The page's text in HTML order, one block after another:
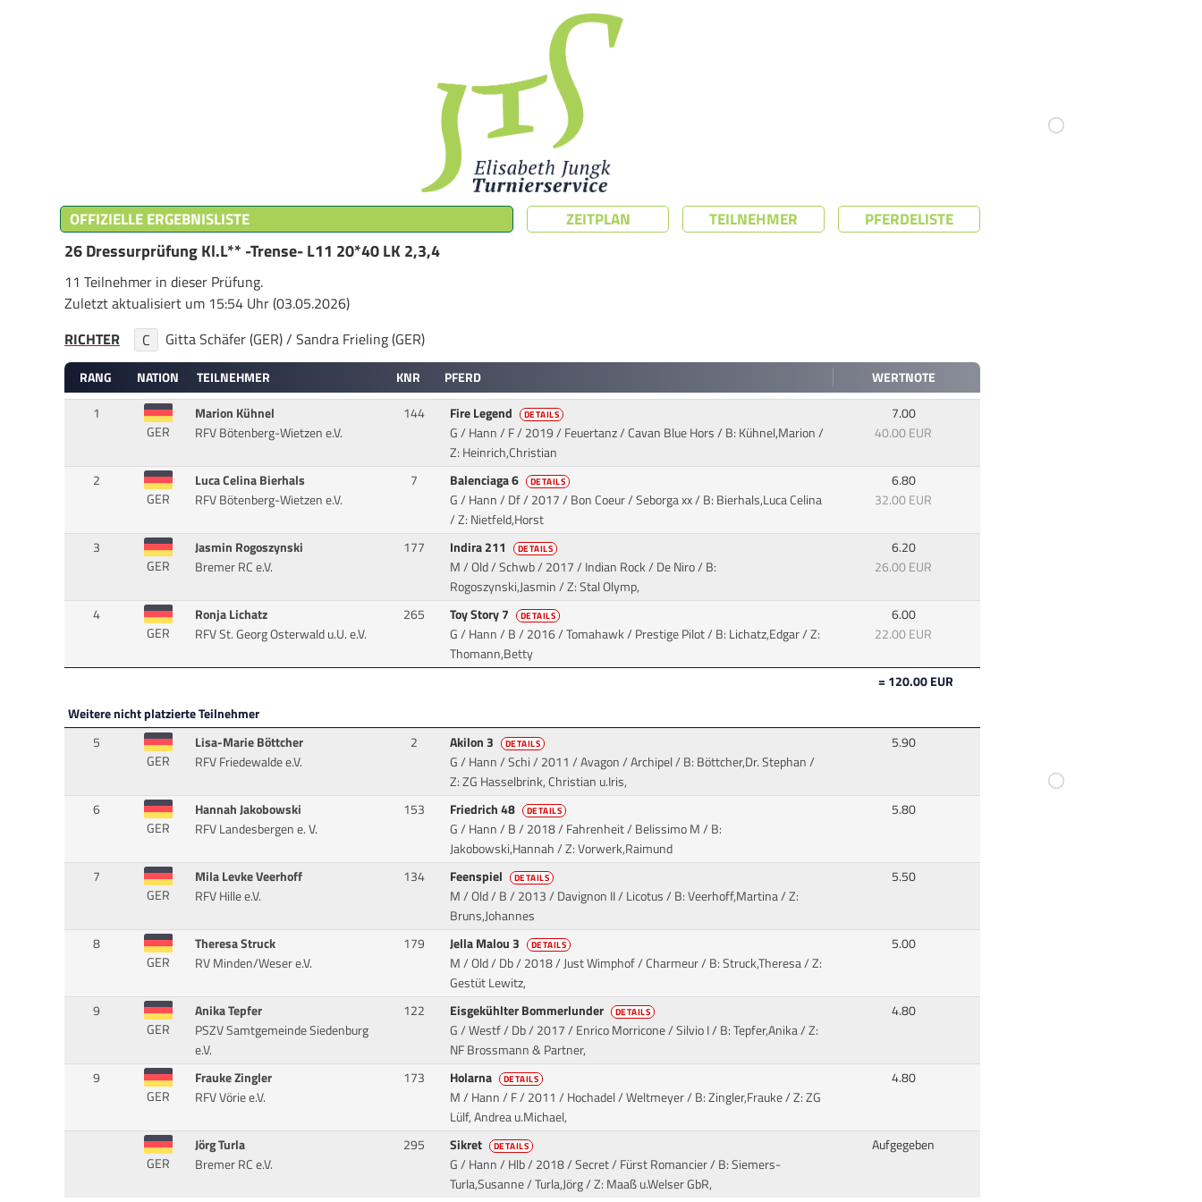
OFFIZIELLE ERGEBNISLISTE ZEITPLAN TEILNEHMER
PFERDELISTE
26 Dressurprüfung Kl.L** -Trense- L11 20*40 LK 2,3,4
11 Teilnehmer in dieser Prüfung.
Zuletzt aktualisiert um 15:54 Uhr (03.05.2026)
RICHTER
C Gitta Schäfer (GER) / Sandra Frieling (GER)
RANG NATION TEILNEHMER KNR PFERD
WERTNOTE
1
GER
Marion Kühnel
RFV Bötenberg-Wietzen e.V.
144 Fire Legend DETAILS
G / Hann / F / 2019 / Feuertanz / Cavan Blue Hors/ B: Kühnel,Marion /
Z: Heinrich,Christian
7.00
40.00 EUR
2
GER
Luca Celina Bierhals
RFV Bötenberg-Wietzen e.V.
7 Balenciaga 6 DETAILS
G / Hann / Df / 2017 / Bon Coeur / Seborga xx/ B: Bierhals,Luca Celina
/ Z: Nietfeld,Horst
6.80
32.00 EUR
3
GER
Jasmin Rogoszynski
Bremer RC e.V.
177 Indira 211 DETAILS
M / Old / Schwb / 2017 / Indian Rock / De Niro/ B:
Rogoszynski,Jasmin / Z: Stal Olymp,
6.20
26.00 EUR
4
GER
Ronja Lichatz
RFV St. Georg Osterwald u.U. e.V.
265 Toy Story 7 DETAILS
G / Hann / B / 2016 / Tomahawk / Prestige Pilot/ B: Lichatz,Edgar / Z:
Thomann,Betty
6.00
22.00 EUR
= 120.00 EUR
Weitere nicht platzierte Teilnehmer
5
GER
Lisa-Marie Böttcher
RFV Friedewalde e.V.
2 Akilon 3 DETAILS
G / Hann / Schi / 2011 / Avagon / Archipel/ B: Böttcher,Dr. Stephan /
Z: ZG Hasselbrink, Christian u.Iris,
5.90
6
GER
Hannah Jakobowski
RFV Landesbergen e. V.
153 Friedrich 48 DETAILS
G / Hann / B / 2018 / Fahrenheit / Belissimo M/ B:
Jakobowski,Hannah / Z: Vorwerk,Raimund
5.80
7
GER
Mila Levke Veerhoff
RFV Hille e.V.
134 Feenspiel DETAILS
M / Old / B / 2013 / Davignon II / Licotus/ B: Veerhoff,Martina / Z:
Bruns,Johannes
5.50
8
GER
Theresa Struck
RV Minden/Weser e.V.
179 Jella Malou 3 DETAILS
M / Old / Db / 2018 / Just Wimphof / Charmeur/ B: Struck,Theresa / Z:
Gestüt Lewitz,
5.00
9
GER
Anika Tepfer
PSZV Samtgemeinde Siedenburg
e.V.
122 Eisgekühlter Bommerlunder DETAILS
G / Westf / Db / 2017 / Enrico Morricone / Silvio I/ B: Tepfer,Anika / Z:
NF Brossmann & Partner,
4.80
9
GER
Frauke Zingler
RFV Vörie e.V.
173 Holarna DETAILS
M / Hann / F / 2011 / Hochadel / Weltmeyer/ B: Zingler,Frauke / Z: ZG
Lülf, Andrea u.Michael,
4.80
GER
Jörg Turla
Bremer RC e.V.
295 Sikret DETAILS
G / Hann / Hlb / 2018 / Secret / Fürst Romancier/ B: Siemers-
Turla,Susanne / Turla,Jörg / Z: Maaß u.Welser GbR,
Aufgegeben